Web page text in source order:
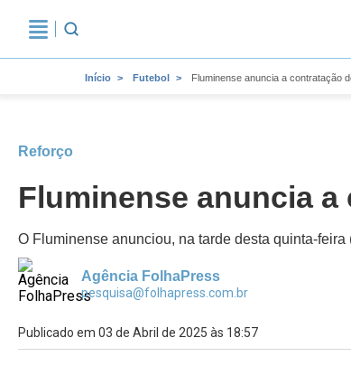
Início Futebol Fluminense anuncia a contratação
Reforço
Fluminense anuncia
O Fluminense anunciou, na tarde desta quinta-
Agência FolhaPress
pesquisa@folhapress.com.br
Publicado em 03 de Abril de 2025 às 18:57